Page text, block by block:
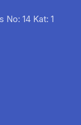
14 Kat: 1